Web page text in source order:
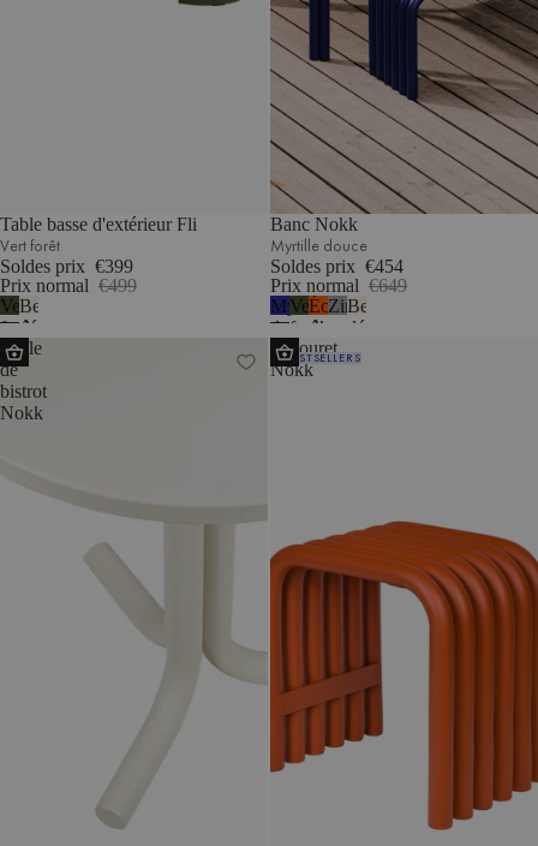
Table basse d'extérieur Fli
Vert forêt
Soldes prix €399
Prix normal €499
Vert
forêt
Beige
désertique
Banc Nokk
Myrtille douce
Soldes prix €454
Prix normal €649
Myrtille
douce
Vert
forêt
Écorce
d’orange
ZincBeige
désertique
Table
de
bistrot
Nokk
Tabouret
Nokk
BESTSELLERS